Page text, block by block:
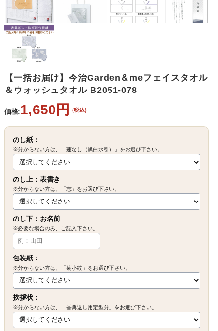
【一括お届け】今治Garden＆meフェイスタオル
＆ウォッシュタオル B2051-078
価格:1,650円 (税込)
のし紙：
※分からない方は、「蓮なし（黒白水引）」をお選び下さい。
のし上：表書き
※分からない方は、「志」をお選び下さい。
のし下：お名前
※必要な場合のみ、ご記入下さい。
包装紙：
※分からない方は、「菊小紋」をお選び下さい。
挨拶状：
※分からない方は、「香典返し用定型分」をお選び下さい。